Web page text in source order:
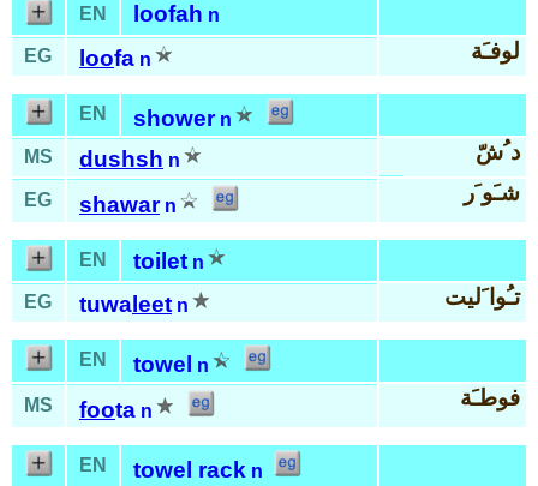
EN loofah n
EG
loofa n لوفـَة
EN shower n
MS
dushsh n د ُشّ
EG shawar n
شـَو َر
EN toilet n
EG
tuwa leet n تـُوا َليت
EN towel
n
MS
foota n
فوطـَة
EN towel rack n